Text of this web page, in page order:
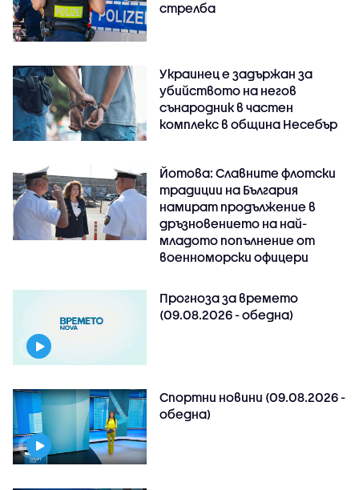
стрелба
Украинец е задържан за
убийството на негов
сънародник в частен
комплекс в община Несебър
Йотова: Славните флотски
традиции на България
намират продължение в
дръзновението на най-
младото попълнение от
военноморски офицери
Прогноза за времето
(09.08.2026 - обедна)
Спортни новини (09.08.2026 -
обедна)